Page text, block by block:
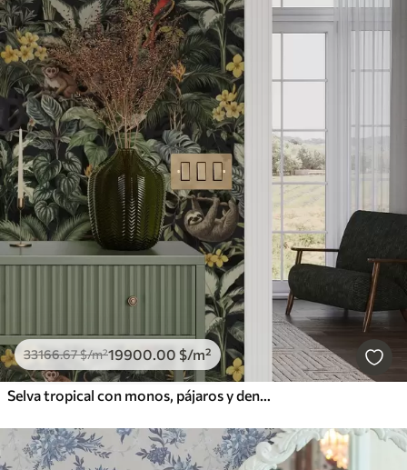
33166.67$/m²19900.00 $/m²
Selva tropical con monos, pájaros y denso follaje